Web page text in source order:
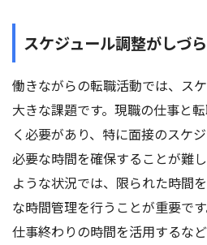
スケジュール調整がしづ
働きながらの転職活動では、ス
大きな課題です。現職の仕事と
く必要があり、特に面接のスケ
必要な時間を確保することが難
ような状況では、限られた時間
な時間管理を行うことが重要で
仕事終わりの時間を活用するな